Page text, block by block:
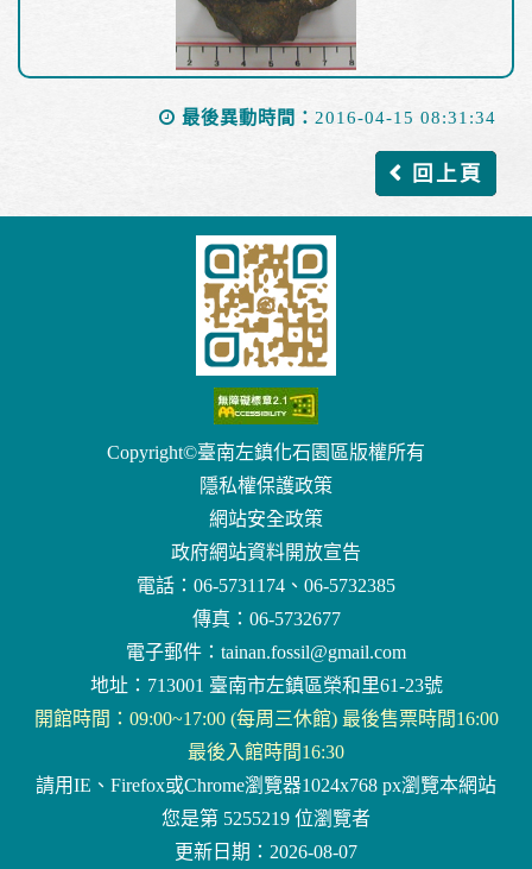
最後異動時間： 2016-04-15 08:31:34
回上頁
Copyright©臺南左鎮化石園區版權所有
隱私權保護政策
網站安全政策
政府網站資料開放宣告
電話：06-5731174、06-5732385
傳真：06-5732677
電子郵件： tainan.fossil@gmail.com
地址：713001 臺南市左鎮區榮和里61-23號
開館時間：09:00~17:00 (每周三休館) 最後售票時間16:00
最後入館時間16:30
請用IE、Firefox或Chrome瀏覽器1024x768 px瀏覽本網站
您是第 5255219 位瀏覽者
更新日期：2026-08-07